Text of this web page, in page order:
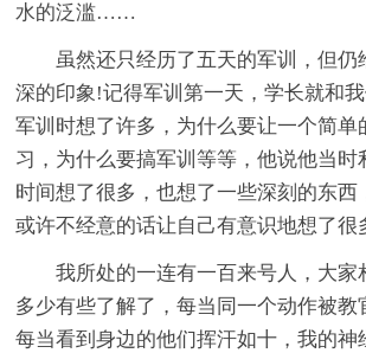
水的泛滥……
虽然还只经历了五天的军训，但仍
深的印象!记得军训第一天，学长就和
军训时想了许多，为什么要让一个简单
习，为什么要搞军训等等，他说他当时
时间想了很多，也想了一些深刻的东西
或许不经意的话让自己有意识地想了很
我所处的一连有一百来号人，大家
多少有些了解了，每当同一个动作被教
每当看到身边的他们挥汗如十，我的神